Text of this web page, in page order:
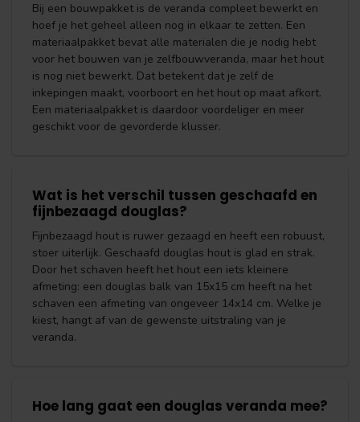
Bij een bouwpakket is de veranda compleet bewerkt en
hoef je het geheel alleen nog in elkaar te zetten. Een
materiaalpakket bevat alle materialen die je nodig hebt
voor het bouwen van je zelfbouwveranda, maar het hout
is nog niet bewerkt. Dat betekent dat je zelf de
inkepingen maakt, voorboort en het hout op maat afkort.
Een materiaalpakket is daardoor voordeliger en meer
geschikt voor de gevorderde klusser.
Wat is het verschil tussen geschaafd en
fijnbezaagd douglas?
Fijnbezaagd hout is ruwer gezaagd en heeft een robuust,
stoer uiterlijk. Geschaafd douglas hout is glad en strak.
Door het schaven heeft het hout een iets kleinere
afmeting: een douglas balk van 15x15 cm heeft na het
schaven een afmeting van ongeveer 14x14 cm. Welke je
kiest, hangt af van de gewenste uitstraling van je
veranda.
Hoe lang gaat een douglas veranda mee?